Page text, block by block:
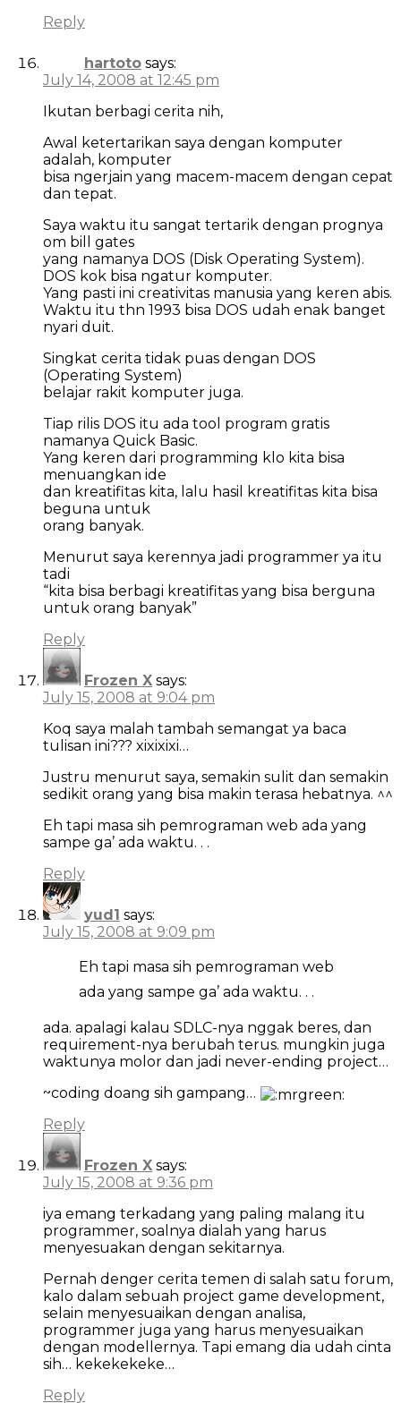
Reply
hartoto says:
July 14, 2008 at 12:45 pm
Ikutan berbagi cerita nih,
Awal ketertarikan saya dengan komputer
adalah, komputer
bisa ngerjain yang macem-macem dengan cepat
dan tepat.
Saya waktu itu sangat tertarik dengan prognya
om bill gates
yang namanya DOS (Disk Operating System).
DOS kok bisa ngatur komputer.
Yang pasti ini creativitas manusia yang keren abis.
Waktu itu thn 1993 bisa DOS udah enak banget
nyari duit.
Singkat cerita tidak puas dengan DOS
(Operating System)
belajar rakit komputer juga.
Tiap rilis DOS itu ada tool program gratis
namanya Quick Basic.
Yang keren dari programming klo kita bisa
menuangkan ide
dan kreatifitas kita, lalu hasil kreatifitas kita bisa
beguna untuk
orang banyak.
Menurut saya kerennya jadi programmer ya itu
tadi
“kita bisa berbagi kreatifitas yang bisa berguna
untuk orang banyak”
Reply
Frozen X says:
July 15, 2008 at 9:04 pm
Koq saya malah tambah semangat ya baca
tulisan ini??? xixixixi…
Justru menurut saya, semakin sulit dan semakin
sedikit orang yang bisa makin terasa hebatnya. ^^
Eh tapi masa sih pemrograman web ada yang
sampe ga’ ada waktu. . .
Reply
yud1 says:
July 15, 2008 at 9:09 pm
Eh tapi masa sih pemrograman web
ada yang sampe ga’ ada waktu. . .
ada. apalagi kalau SDLC-nya nggak beres, dan
requirement-nya berubah terus. mungkin juga
waktunya molor dan jadi never-ending project…
~coding doang sih gampang…
Reply
Frozen X says:
July 15, 2008 at 9:36 pm
iya emang terkadang yang paling malang itu
programmer, soalnya dialah yang harus
menyesuakan dengan sekitarnya.
Pernah denger cerita temen di salah satu forum,
kalo dalam sebuah project game development,
selain menyesuaikan dengan analisa,
programmer juga yang harus menyesuaikan
dengan modellernya. Tapi emang dia udah cinta
sih… kekekekeke…
Reply